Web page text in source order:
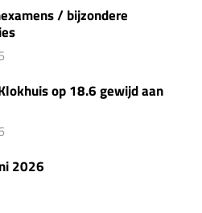
/ bijzondere
op 18.6 gewijd aan
2026